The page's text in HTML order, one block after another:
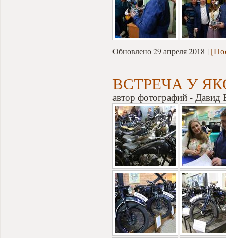
Обновлено 29 апреля 2018
ВСТРЕЧА У
автор фотографий - Давид